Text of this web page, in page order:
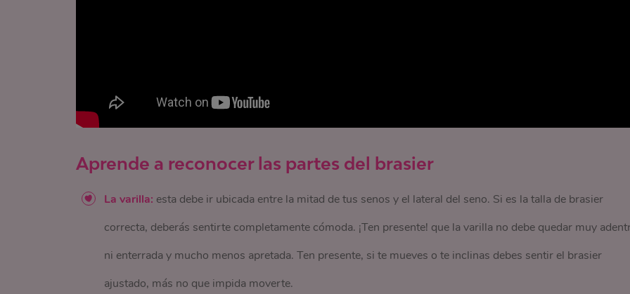
Aprende a reconocer las partes del brasier
La varilla: esta debe ir ubicada entre la mitad de tus senos y el lateral del seno. Si es la talla de brasier
correcta, deberás sentirte completamente cómoda. ¡Ten presente! que la varilla no debe quedar muy
ni enterrada y mucho menos apretada. Ten presente, si te mueves o te inclinas debes sentir el brasier
ajustado, más no que impida moverte.